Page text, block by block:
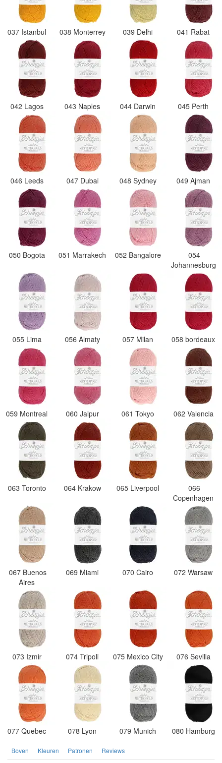
037 Istanbul 038 Monterrey 039 Delhi 041 Rabat
042 Lagos 043 Naples 044 Darwin 045 Perth
046 Leeds 047 Dubai 048 Sydney 049 Ajman
050 Bogota 051 Marrakech 052 Bangalore
054
Johannesburg
055 Lima 056 Almaty 057 Milan 058 bordeaux
059 Montreal 060 Jaipur 061 Tokyo 062 Valencia
063 Toronto 064 Krakow 065 Liverpool
066
Copenhagen
067 Buenos
Aires
069 Miami 070 Cairo 072 Warsaw
073 Izmir 074 Tripoli 075 Mexico City 076 Sevilla
077 Quebec 078 Lyon 079 Munich 080 Hamburg
Boven Kleuren Patronen Reviews